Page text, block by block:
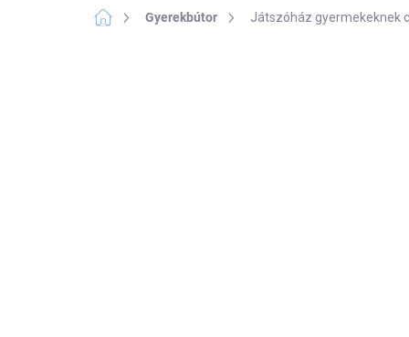
KezdőlapGyerekbútor Játszóház gyermekeknek